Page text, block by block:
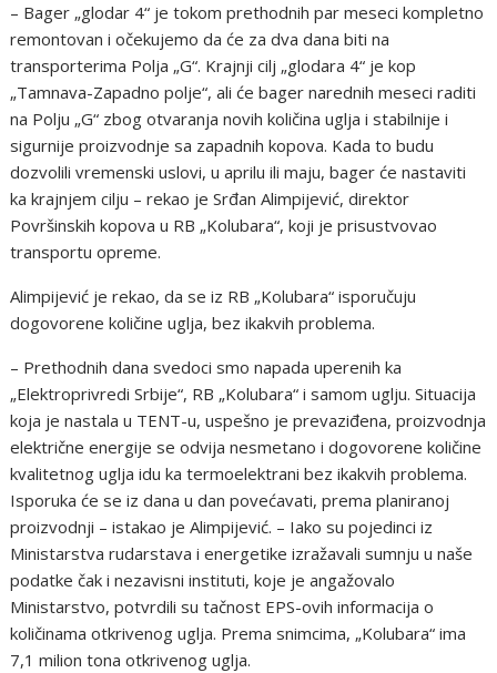
– Bager „glodar 4“ je tokom prethodnih par meseci kompletno
remontovan i očekujemo da će za dva dana biti na
transporterima Polja „G“. Krajnji cilj „glodara 4“ je kop
„Tamnava-Zapadno polje“, ali će bager narednih meseci raditi
na Polju „G“ zbog otvaranja novih količina uglja i stabilnije i
sigurnije proizvodnje sa zapadnih kopova. Kada to budu
dozvolili vremenski uslovi, u aprilu ili maju, bager će nastaviti
ka krajnjem cilju – rekao je Srđan Alimpijević, direktor
Površinskih kopova u RB „Kolubara“, koji je prisustvovao
transportu opreme.
Alimpijević je rekao, da se iz RB „Kolubara“ isporučuju
dogovorene količine uglja, bez ikakvih problema.
– Prethodnih dana svedoci smo napada uperenih ka
„Elektroprivredi Srbije“, RB „Kolubara“ i samom uglju. Situacija
koja je nastala u TENT-u, uspešno je prevaziđena, proizvodnja
električne energije se odvija nesmetano i dogovorene količine
kvalitetnog uglja idu ka termoelektrani bez ikakvih problema.
Isporuka će se iz dana u dan povećavati, prema planiranoj
proizvodnji – istakao je Alimpijević. – Iako su pojedinci iz
Ministarstva rudarstava i energetike izražavali sumnju u naše
podatke čak i nezavisni instituti, koje je angažovalo
Ministarstvo, potvrdili su tačnost EPS-ovih informacija o
količinama otkrivenog uglja. Prema snimcima, „Kolubara“ ima
7,1 milion tona otkrivenog uglja.